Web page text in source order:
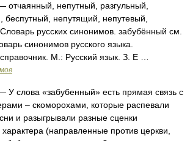
отчаянный, непутный, разгульный,
непутящий, непутевый,
русских синонимов. забубённый см.
синонимов русского языка.
М.: Русский язык. З. Е …
У слова «забубенный» есть прямая связь с
– скоморохами, которые распевали
и разыгрывали разные сценки
характера (направленные против церкви,